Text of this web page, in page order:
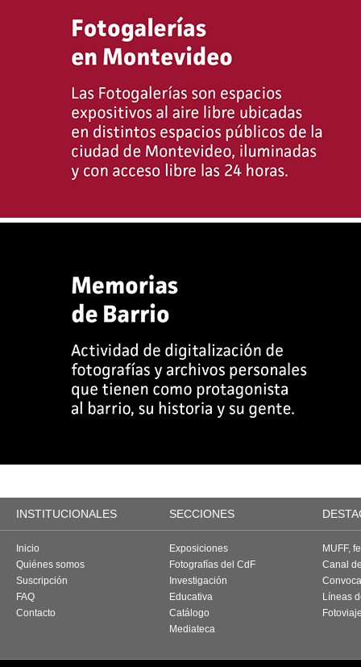
INSTITUCIONALES SECCIONES
Inicio
Quiénes somos
Suscripción
FAQ
Contacto
Exposiciones
Fotografías del CdF
Investigación
Educativa
Catálogo
Mediateca
MUFF,
Canal
Líneas